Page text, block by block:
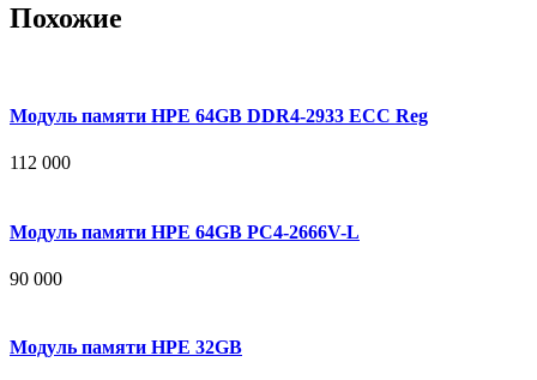
Похожие
Модуль памяти HPE 64GB DDR4-2933 ECC Reg
112 000
Модуль памяти HPE 64GB PC4-2666V-L
90 000
Модуль памяти HPE 32GB